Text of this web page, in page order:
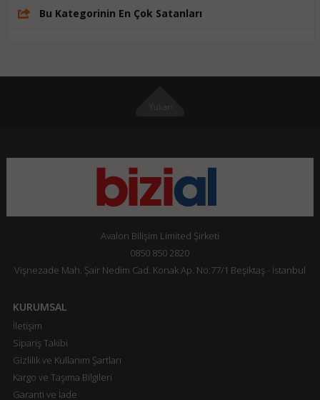
Bu Kategorinin En Çok Satanları
Avalon Bilişim Limited Şirketi
0850 850 2820
Vişnezade Mah. Şair Nedim Cad. Konak Ap. No:77/1 Beşiktaş - İstanbul
KURUMSAL
İletişim
Sipariş Takibi
Gizlilik ve Kullanım Şartları
Kargo ve Taşıma Bilgileri
Garanti ve İade